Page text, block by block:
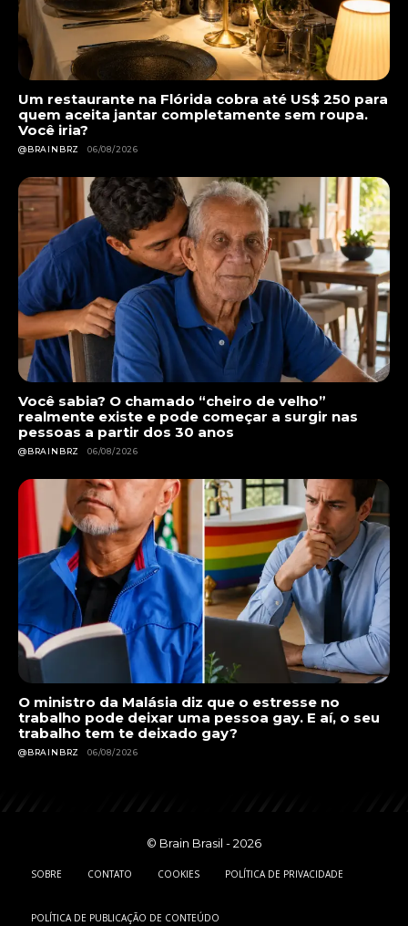
Um restaurante na Flórida cobra até US$ 250 para
quem aceita jantar completamente sem roupa.
Você iria?
@BRAINBRZ 06/08/2026
Você sabia? O chamado “cheiro de velho”
realmente existe e pode começar a surgir nas
pessoas a partir dos 30 anos
@BRAINBRZ 06/08/2026
O ministro da Malásia diz que o estresse no
trabalho pode deixar uma pessoa gay. E aí, o seu
trabalho tem te deixado gay?
@BRAINBRZ 06/08/2026
© Brain Brasil - 2026
SOBRE CONTATO COOKIES POLÍTICA DE PRIVACIDADE
POLÍTICA DE PUBLICAÇÃO DE CONTEÚDO